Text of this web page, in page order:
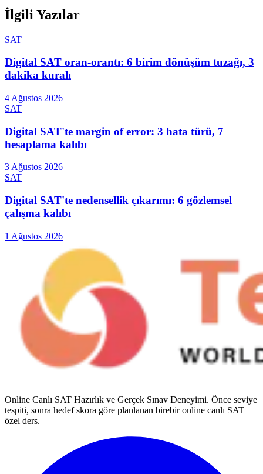
İlgili Yazılar
SAT
Digital SAT oran-orantı: 6 birim dönüşüm tuzağı, 3
dakika kuralı
4 Ağustos 2026
SAT
Digital SAT'te margin of error: 3 hata türü, 7
hesaplama kalıbı
3 Ağustos 2026
SAT
Digital SAT'te nedensellik çıkarımı: 6 gözlemsel
çalışma kalıbı
1 Ağustos 2026
Online Canlı SAT Hazırlık ve Gerçek Sınav Deneyimi. Önce seviye
tespiti, sonra hedef skora göre planlanan birebir online canlı SAT
özel ders.